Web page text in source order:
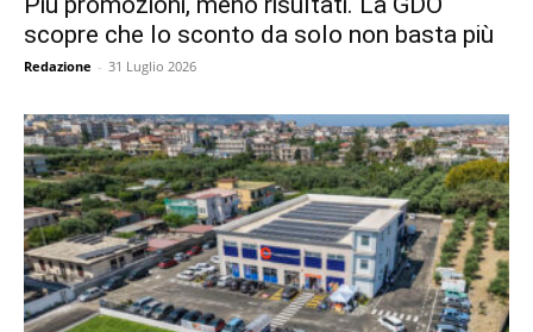
scopre che lo sconto da solo non basta più
Redazione - 31 Luglio 2026